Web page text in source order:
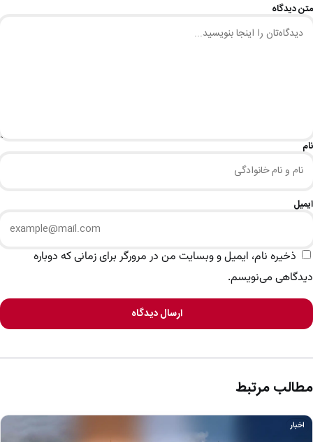
متن دیدگاه
نام
ایمیل
ذخیره نام، ایمیل و وبسایت من در مرورگر برای زمانی که دوباره
دیدگاهی می‌نویسم.
ارسال دیدگاه
مطالب مرتبط
اخبار